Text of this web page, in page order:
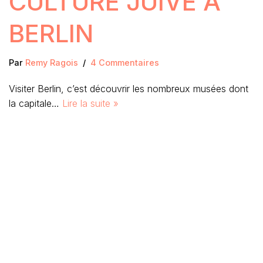
BERLIN
Par Remy Ragois 4 Commentaires
Visiter Berlin, c’est découvrir les nombreux musées dont
la capitale… Lire la suite »